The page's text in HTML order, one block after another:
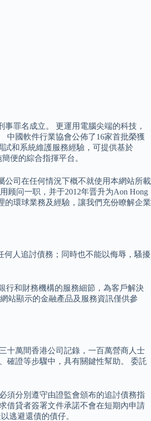
罪名成立。 更運用電腦尖端的科技，
中國軟件行業協會公佈了16家首批榮獲
和系統維護服務經驗，可提供基於
便的綜合指揮平台。
公司在任何情況下概不就使用本網站所載
顾问一职，并于2012年晋升为Aon Hong
的環球業務及經驗，讓我們充份瞭解企業
何人追討債務；同時也不能以侮辱，騷擾
行和財務機構的服務細節，為客戶解決
站顯示的金融產品及服務資訊僅供參
十萬間香港公司記錄，一百萬營商人士
確證等步驟中，具有關鍵性幫助。 委託
須分別遵守由證監會頒布的追討債務指
借貸者簽署文件承諾不會在短期內申請
逃避還債的債仔。